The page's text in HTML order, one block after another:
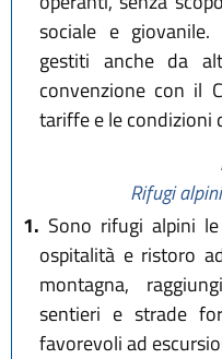
sociale e
gestiti anche da
convenzione con il
tariffe e le condizioni
Rifugi
1. Sono rifugi alpini
ospitalità e ristoro
montagna,
sentieri e strade
favorevoli ad